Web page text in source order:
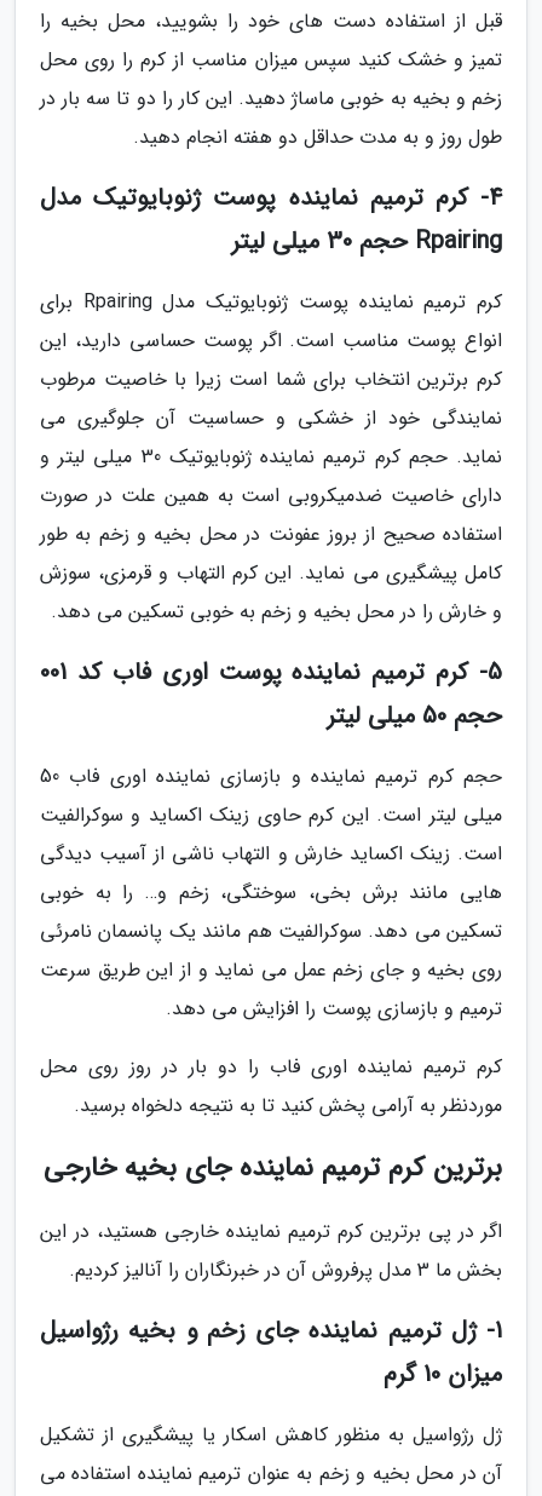
قبل از استفاده دست های خود را بشویید، محل بخیه را
تمیز و خشک کنید سپس میزان مناسب از کرم را روی محل
زخم و بخیه به خوبی ماساژ دهید. این کار را دو تا سه بار در
طول روز و به مدت حداقل دو هفته انجام دهید.
4- کرم ترمیم نماینده پوست ژنوبایوتیک مدل
Rpairing حجم 30 میلی لیتر
کرم ترمیم نماینده پوست ژنوبایوتیک مدل Rpairing برای
انواع پوست مناسب است. اگر پوست حساسی دارید، این
کرم برترین انتخاب برای شما است زیرا با خاصیت مرطوب
نمایندگی خود از خشکی و حساسیت آن جلوگیری می
نماید. حجم کرم ترمیم نماینده ژنوبایوتیک 30 میلی لیتر و
دارای خاصیت ضدمیکروبی است به همین علت در صورت
استفاده صحیح از بروز عفونت در محل بخیه و زخم به طور
کامل پیشگیری می نماید. این کرم التهاب و قرمزی، سوزش
و خارش را در محل بخیه و زخم به خوبی تسکین می دهد.
5- کرم ترمیم نماینده پوست اوری فاب کد 001
حجم 50 میلی لیتر
حجم کرم ترمیم نماینده و بازسازی نماینده اوری فاب 50
میلی لیتر است. این کرم حاوی زینک اکساید و سوکرالفیت
است. زینک اکساید خارش و التهاب ناشی از آسیب دیدگی
هایی مانند برش بخی، سوختگی، زخم و… را به خوبی
تسکین می دهد. سوکرالفیت هم مانند یک پانسمان نامرئی
روی بخیه و جای زخم عمل می نماید و از این طریق سرعت
ترمیم و بازسازی پوست را افزایش می دهد.
کرم ترمیم نماینده اوری فاب را دو بار در روز روی محل
موردنظر به آرامی پخش کنید تا به نتیجه دلخواه برسید.
برترین کرم ترمیم نماینده جای بخیه خارجی
اگر در پی برترین کرم ترمیم نماینده خارجی هستید، در این
بخش ما 3 مدل پرفروش آن در خبرنگاران را آنالیز کردیم.
1- ژل ترمیم نماینده جای زخم و بخیه رژواسیل
میزان 10 گرم
ژل رژواسیل به منظور کاهش اسکار یا پیشگیری از تشکیل
آن در محل بخیه و زخم به عنوان ترمیم نماینده استفاده می